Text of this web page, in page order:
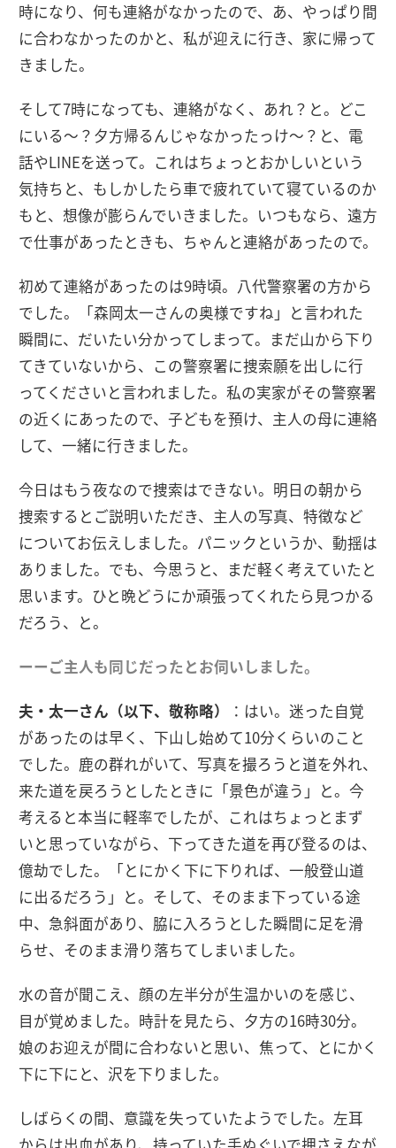
時になり、何も連絡がなかったので、あ、やっぱり間
に合わなかったのかと、私が迎えに行き、家に帰って
きました。
そして7時になっても、連絡がなく、あれ？と。どこ
にいる〜？夕方帰るんじゃなかったっけ〜？と、電
話やLINEを送って。これはちょっとおかしいという
気持ちと、もしかしたら車で疲れていて寝ているのか
もと、想像が膨らんでいきました。いつもなら、遠方
で仕事があったときも、ちゃんと連絡があったので。
初めて連絡があったのは9時頃。八代警察署の方から
でした。「森岡太一さんの奥様ですね」と言われた
瞬間に、だいたい分かってしまって。まだ山から下り
てきていないから、この警察署に捜索願を出しに行
ってくださいと言われました。私の実家がその警察署
の近くにあったので、子どもを預け、主人の母に連絡
して、一緒に行きました。
今日はもう夜なので捜索はできない。明日の朝から
捜索するとご説明いただき、主人の写真、特徴など
についてお伝えしました。パニックというか、動揺は
ありました。でも、今思うと、まだ軽く考えていたと
思います。ひと晩どうにか頑張ってくれたら見つかる
だろう、と。
ーーご主人も同じだったとお伺いしました。
夫・太一さん（以下、敬称略）
：はい。迷った自覚
があったのは早く、下山し始めて10分くらいのこと
でした。鹿の群れがいて、写真を撮ろうと道を外れ、
来た道を戻ろうとしたときに「景色が違う」と。今
考えると本当に軽率でしたが、これはちょっとまず
いと思っていながら、下ってきた道を再び登るのは、
億劫でした。「とにかく下に下りれば、一般登山道
に出るだろう」と。そして、そのまま下っている途
中、急斜面があり、脇に入ろうとした瞬間に足を滑
らせ、そのまま滑り落ちてしまいました。
水の音が聞こえ、顔の左半分が生温かいのを感じ、
目が覚めました。時計を見たら、夕方の16時30分。
娘のお迎えが間に合わないと思い、焦って、とにかく
下に下にと、沢を下りました。
しばらくの間、意識を失っていたようでした。左耳